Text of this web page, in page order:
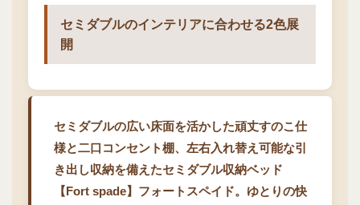
セミダブルのインテリアに合わせる2色展
開
セミダブルの広い床面を活かした頑丈すのこ仕
様と二口コンセント棚、左右入れ替え可能な引
き出し収納を備えたセミダブル収納ベッド
【Fort spade】フォートスペイド。ゆとりの快